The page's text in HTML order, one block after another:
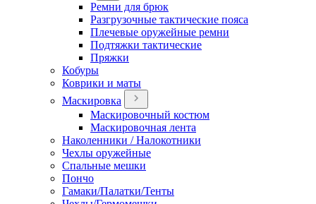
Ремни для брюк
Разгрузочные тактические пояса
Плечевые оружейные ремни
Подтяжки тактические
Пряжки
Кобуры
Коврики и маты
Маскировка
Маскировочный костюм
Маскировочная лента
Наколенники / Налокотники
Чехлы оружейные
Спальные мешки
Пончо
Гамаки/Палатки/Тенты